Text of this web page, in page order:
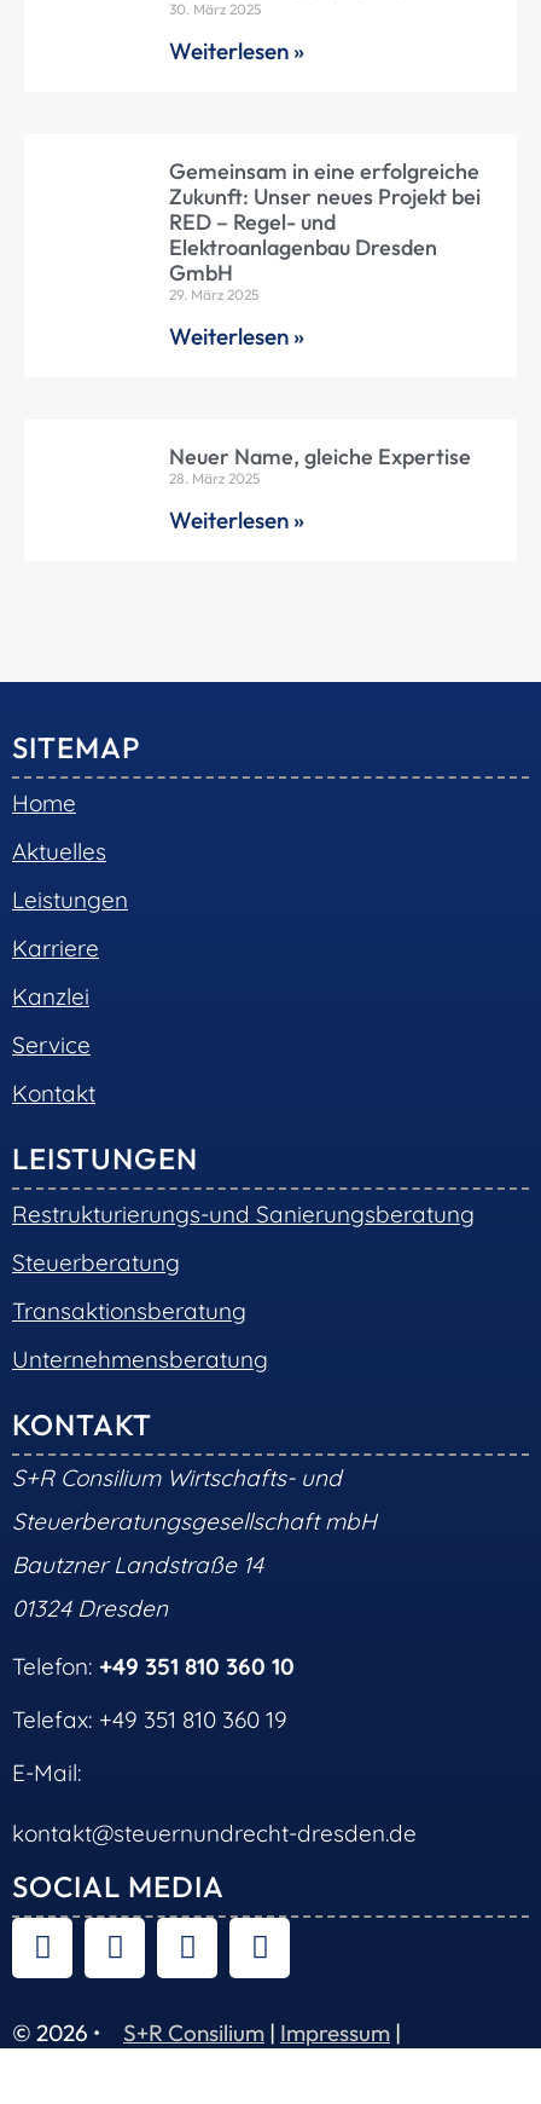
30. März 2025
Weiterlesen »
Gemeinsam in eine erfolgreiche
Zukunft: Unser neues Projekt bei
RED – Regel- und
Elektroanlagenbau Dresden
GmbH
29. März 2025
Weiterlesen »
Neuer Name, gleiche Expertise
28. März 2025
Weiterlesen »
SITEMAP
Home
Aktuelles
Leistungen
Karriere
Kanzlei
Service
Kontakt
LEISTUNGEN
Restrukturierungs-und Sanierungsberatung
Steuerberatung
Transaktionsberatung
Unternehmensberatung
KONTAKT
S+R Consilium Wirtschafts- und
Steuerberatungsgesellschaft mbH
Bautzner Landstraße 14
01324 Dresden
Telefon: +49 351 810 360 10
Telefax: +49 351 810 360 19
E-Mail:
kontakt@steuernundrecht-dresden.de
SOCIAL MEDIA
© 2026 • S+R Consilium | Impressum |